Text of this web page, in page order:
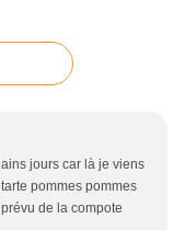
jours car là je viens
pommes pommes
de la compote